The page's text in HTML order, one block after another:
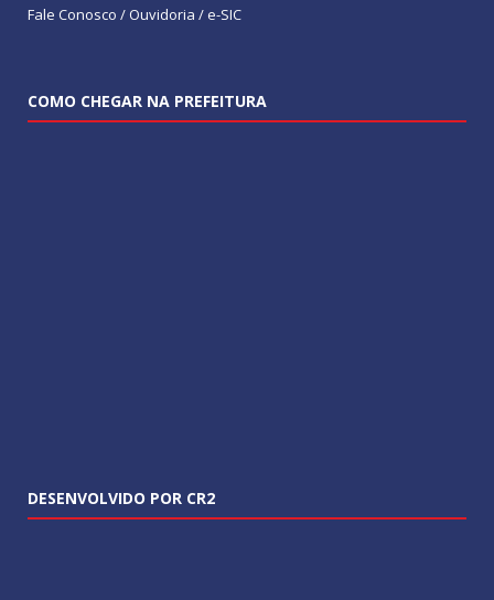
Fale Conosco / Ouvidoria / e-SIC
COMO CHEGAR NA PREFEITURA
DESENVOLVIDO POR CR2